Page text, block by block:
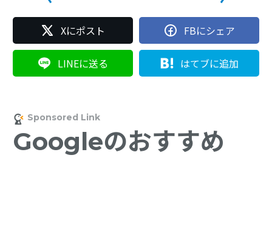
Xにポスト FBにシェア
LINEに送る はてブに追加
Googleのおすすめ